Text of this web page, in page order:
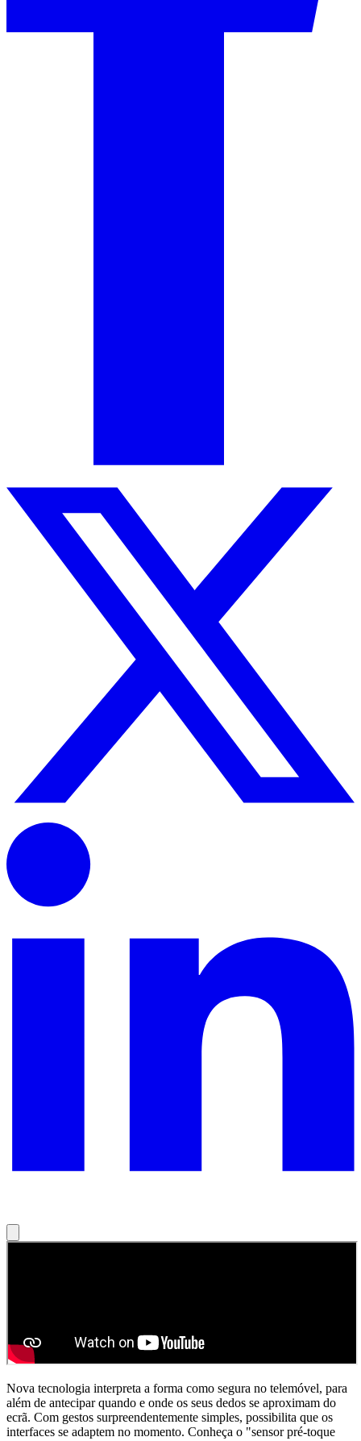
Nova tecnologia interpreta a forma como segura no telemóvel, para
além de antecipar quando e onde os seus dedos se aproximam do
ecrã. Com gestos surpreendentemente simples, possibilita que os
interfaces se adaptem no momento. Conheça o "sensor pré-toque